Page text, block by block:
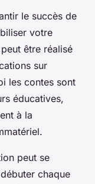
le succès de
votre
être réalisé
sur
les contes sont
éducatives,
à la
peut se
chaque